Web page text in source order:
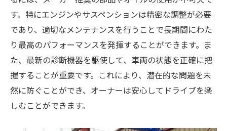
す。特にエンジンやサスペンションは精密な調整が必要
であり、適切なメンテナンスを行うことで長期間にわた
り最高のパフォーマンスを発揮することができます。ま
た、最新の診断機器を駆使して、車両の状態を正確に把
握することが重要です。これにより、潜在的な問題を未
然に防ぐことができ、オーナーは安心してドライブを楽
しむことができます。